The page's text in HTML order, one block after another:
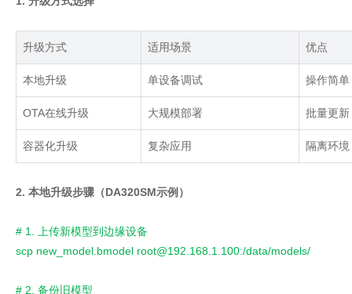
升级方式 适用场景 优点
本地升级 单设备调试 操作简
OTA在线升级 大规模部署 批量更
容器化升级 复杂应用 隔离环
2. 本地升级步骤（DA320SM示例）
# 1. 上传新模型到边缘设备
scp new_model.bmodel root@192.168.1.100:/data/models/
# 2. 备份旧模型